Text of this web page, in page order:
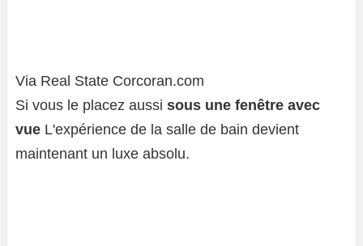
Via Real State Corcoran.com
Si vous le placez aussi sous une fenêtre avec
vue L'expérience de la salle de bain devient
maintenant un luxe absolu.